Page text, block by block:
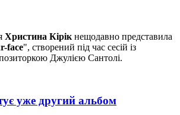
Христина Кірік нещодавно представила
face", створений під час сесій із
Джулією Сантолі.
уже другий альбом